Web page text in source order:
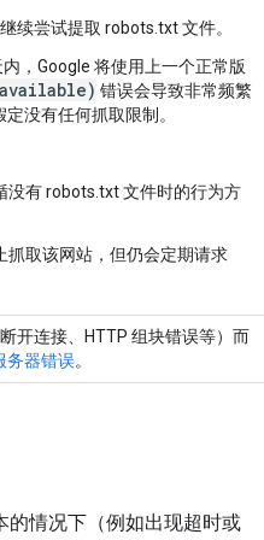
续尝试提取 robots.txt 文件。
，Google 将使用上一个正常版
错误会导致非常频繁
没有任何抓取限制。
没有 robots.txt 文件时的行为方
抓取该网站，但仍会定期请求
开连接、HTTP 组块错误等）而
务器错误。
的情况下（例如出现超时或